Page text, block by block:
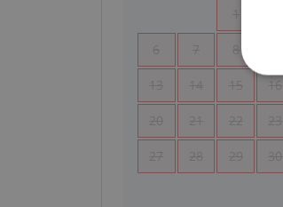
1
6 7 8
13 14 15 16
20 21 22 23
27 28 29 30